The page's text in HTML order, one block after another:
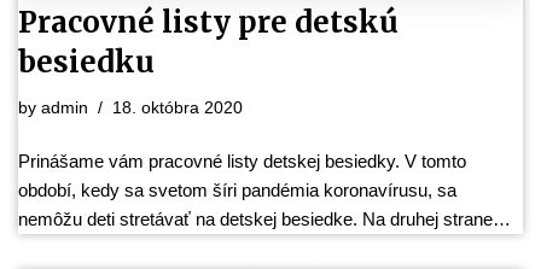
Pracovné listy pre detskú
besiedku
by admin 18. októbra 2020
Prinášame vám pracovné listy detskej besiedky. V tomto
období, kedy sa svetom šíri pandémia koronavírusu, sa
nemôžu deti stretávať na detskej besiedke. Na druhej strane…